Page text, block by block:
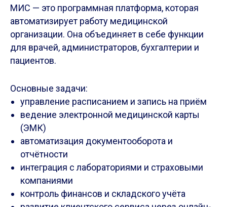
МИС — это программная платформа, которая
автоматизирует работу медицинской
организации. Она объединяет в себе функции
для врачей, администраторов, бухгалтерии и
пациентов.
Основные задачи:
управление расписанием и запись на приём
ведение электронной медицинской карты
(ЭМК)
автоматизация документооборота и
отчётности
интеграция с лабораториями и страховыми
компаниями
контроль финансов и складского учёта